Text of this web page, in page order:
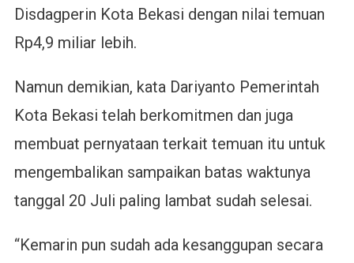
Disdagperin Kota Bekasi dengan nilai temuan
Rp4,9 miliar lebih.
Namun demikian, kata Dariyanto Pemerintah
Kota Bekasi telah berkomitmen dan juga
membuat pernyataan terkait temuan itu untuk
mengembalikan sampaikan batas waktunya
tanggal 20 Juli paling lambat sudah selesai.
“Kemarin pun sudah ada kesanggupan secara